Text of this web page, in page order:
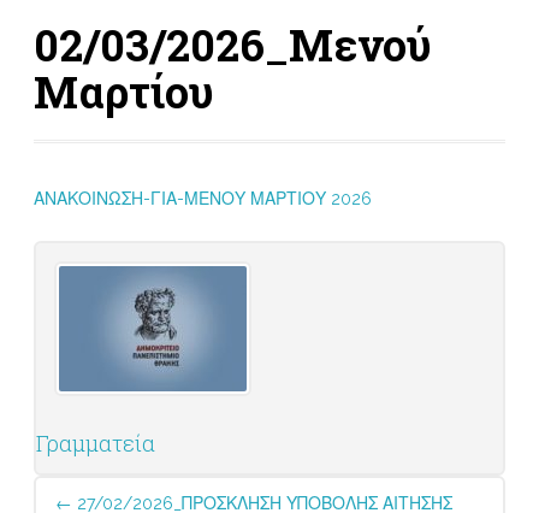
02/03/2026_Μενού
Μαρτίου
ΑΝΑΚΟΙΝΩΣΗ-ΓΙΑ-ΜΕΝΟΥ ΜΑΡΤΙΟΥ 2026
Γραμματεία
Post
← 27/02/2026_ΠΡΟΣΚΛΗΣΗ ΥΠΟΒΟΛΗΣ ΑΙΤΗΣΗΣ